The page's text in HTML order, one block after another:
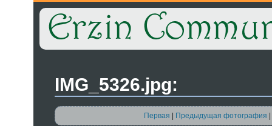
IMG_5326.jpg:
Первая Предыдущая фотография